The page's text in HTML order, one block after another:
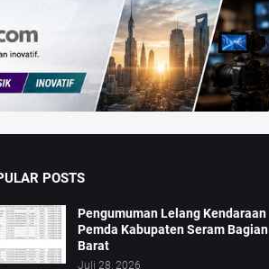
POSTS
Pengumuman Lelang Kendaraan
Pemda Kabupaten Seram Bagian
Barat
Juli 28, 2026